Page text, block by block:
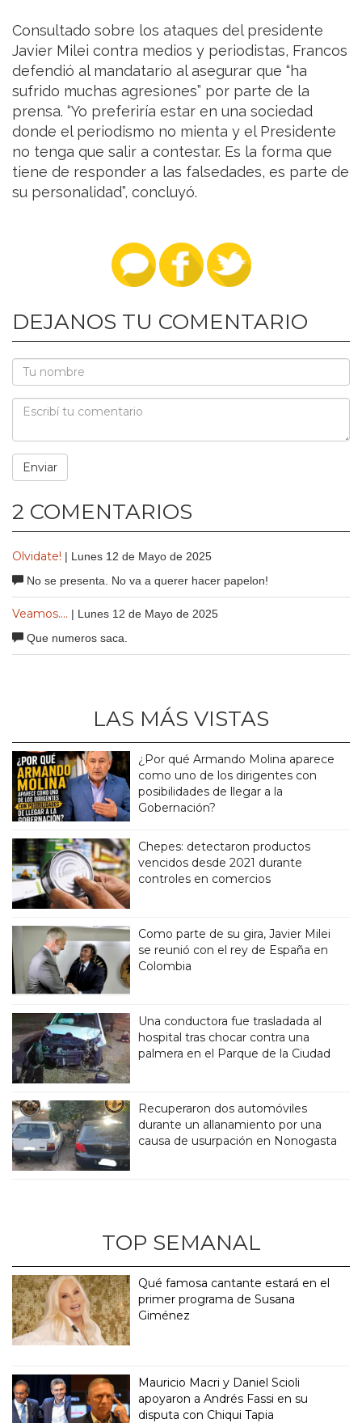
Consultado sobre los ataques del presidente
Javier Milei contra medios y periodistas, Francos
defendió al mandatario al asegurar que “ha
sufrido muchas agresiones” por parte de la
prensa. “Yo preferiría estar en una sociedad
donde el periodismo no mienta y el Presidente
no tenga que salir a contestar. Es la forma que
tiene de responder a las falsedades, es parte de
su personalidad”, concluyó.
DEJANOS TU COMENTARIO
2 COMENTARIOS
Olvidate! | Lunes 12 de Mayo de 2025
No se presenta. No va a querer hacer papelon!
Veamos.... | Lunes 12 de Mayo de 2025
Que numeros saca.
LAS MÁS VISTAS
¿Por qué Armando Molina aparece
como uno de los dirigentes con
posibilidades de llegar a la
Gobernación?
Chepes: detectaron productos
vencidos desde 2021 durante
controles en comercios
Como parte de su gira, Javier Milei
se reunió con el rey de España en
Colombia
Una conductora fue trasladada al
hospital tras chocar contra una
palmera en el Parque de la Ciudad
Recuperaron dos automóviles
durante un allanamiento por una
causa de usurpación en Nonogasta
TOP SEMANAL
Qué famosa cantante estará en el
primer programa de Susana
Giménez
Mauricio Macri y Daniel Scioli
apoyaron a Andrés Fassi en su
disputa con Chiqui Tapia